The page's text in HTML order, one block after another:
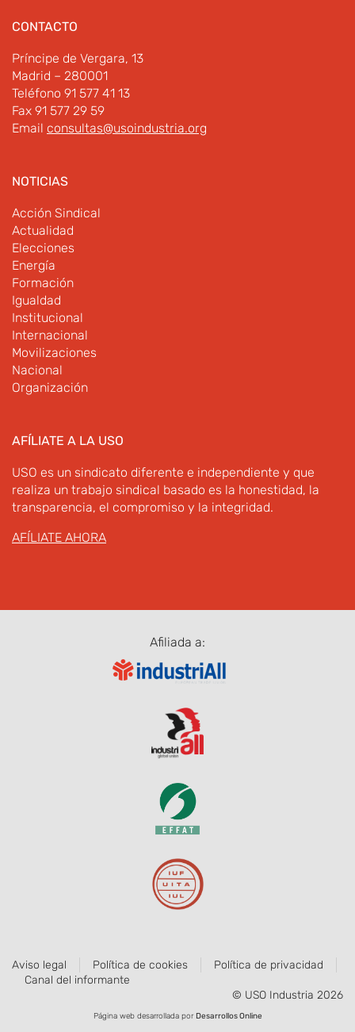
CONTACTO
Príncipe de Vergara, 13
Madrid – 280001
Teléfono 91 577 41 13
Fax 91 577 29 59
Email consultas@usoindustria.org
NOTICIAS
Acción Sindical
Actualidad
Elecciones
Energía
Formación
Igualdad
Institucional
Internacional
Movilizaciones
Nacional
Organización
AFÍLIATE A LA USO
USO es un sindicato diferente e independiente y que
realiza un trabajo sindical basado es la honestidad, la
transparencia, el compromiso y la integridad.
AFÍLIATE AHORA
Afiliada a:
Aviso legal Política de cookies
Política de privacidad
Canal del informante
© USO Industria 2026
Página web desarrollada porDesarrollos Online